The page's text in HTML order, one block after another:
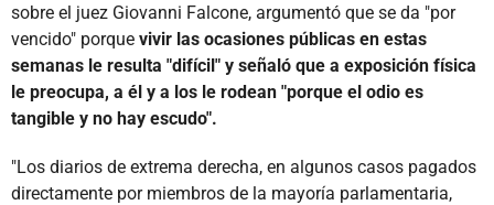
sobre el juez Giovanni Falcone, argumentó que se da "por
vencido" porque vivir las ocasiones públicas en estas
semanas le resulta "difícil" y señaló que a exposición física
le preocupa, a él y a los le rodean "porque el odio es
tangible y no hay escudo".
"Los diarios de extrema derecha, en algunos casos pagados
directamente por miembros de la mayoría parlamentaria,